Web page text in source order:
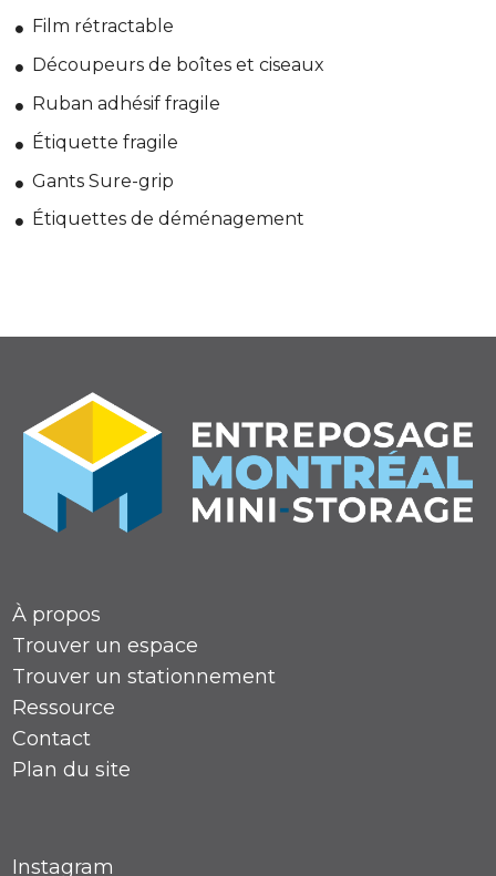
Film rétractable
Découpeurs de boîtes et ciseaux
Ruban adhésif fragile
Étiquette fragile
Gants Sure-grip
Étiquettes de déménagement
À propos
Trouver un espace
Trouver un stationnement
Ressource
Contact
Plan du site
Instagram